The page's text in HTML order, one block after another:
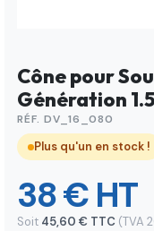
Cône pour
Génération
RÉF. DV_16_080
Plus qu'un en stock !
38 € HT
Soit 45,60 € TTC (TVA